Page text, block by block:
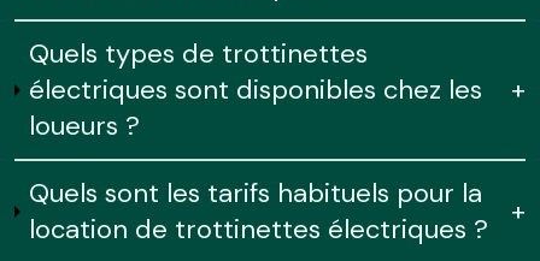
Quels types de trottinettes
électriques sont disponibles chez les
loueurs ?
+
Quels sont les tarifs habituels pour la
location de trottinettes électriques ?
+